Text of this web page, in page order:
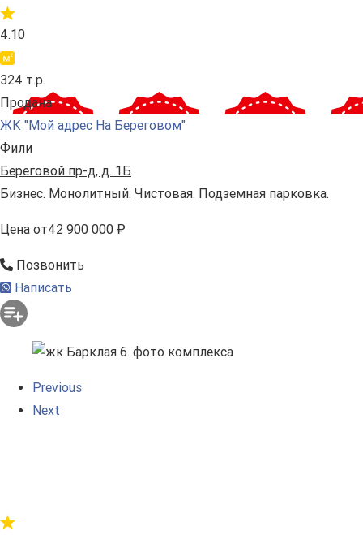
4.10
324 т.р.
Продана
ЖК "Мой адрес На Береговом"
Фили
Береговой пр-д, д. 1Б
Бизнес. Монолитный. Чистовая. Подземная парковка.
Цена от42 900 000 ₽
Позвонить
Написать
Previous
Next